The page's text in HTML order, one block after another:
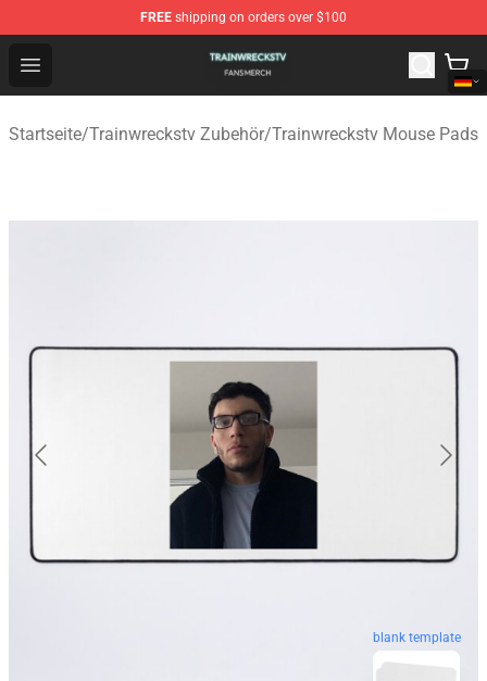
FREE shipping on orders over $100
Open menu
Trainwreckstv Shop - Official Trainwreckstv
Startseite/Trainwreckstv Zubehör/Trainwreckstv Mouse Pads
blank template